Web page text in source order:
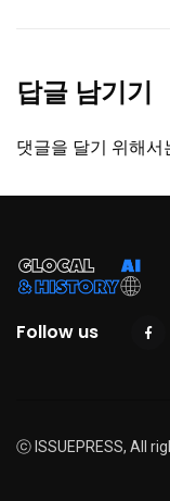
답글 남기기
댓글을 달기 위해서
Follow us
ⓒ ISSUEPRESS, All